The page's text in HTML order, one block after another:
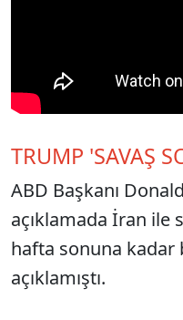
TRUMP 'SAVAŞ
ABD Başkanı
açıklamada İran ile
hafta sonuna
açıklamıştı.